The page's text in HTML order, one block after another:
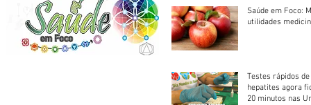
Saúde em Foco:
utilidades
Testes rápidos
hepatites agora
20 minutos nas